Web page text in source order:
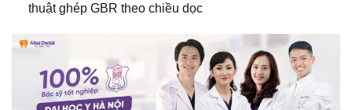
thuật ghép GBR theo chiều dọc